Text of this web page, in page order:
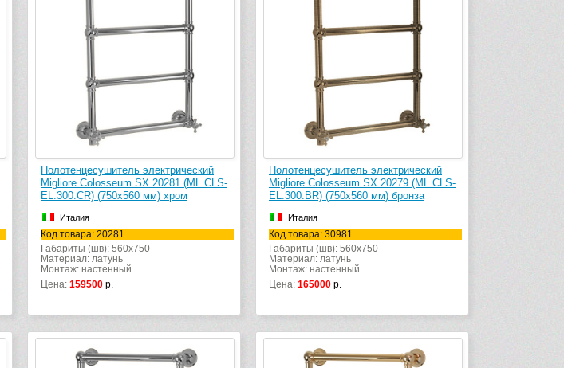
Полотенцесушитель электрический
Migliore Colosseum SX 20281 (ML.CLS-
EL.300.CR) (750х560 мм) хром
Италия
Код товара: 20281
Габариты (шв): 560x750
Материал: латунь
Монтаж: настенный
Цена: 159500 р.
Полотенцесушитель электрический
Migliore Colosseum SX 20279 (ML.CLS-
EL.300.BR) (750х560 мм) бронза
Италия
Код товара: 30981
Габариты (шв): 560x750
Материал: латунь
Монтаж: настенный
Цена: 165000 р.